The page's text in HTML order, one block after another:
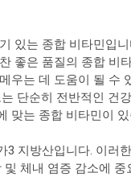
있는 종합 비타민입
좋은 품질의 종합 비
우는 데 도움이 될 수
단순히 전반적인 건
맞는 종합 비타민이
3 지방산입니다. 이러
및 체내 염증 감소에 중